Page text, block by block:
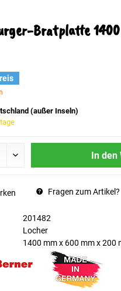
Bratplatte
(außer Inseln)
In den
Fragen zum Artikel?
201482
Locher
1400 mmx 600 mmx200